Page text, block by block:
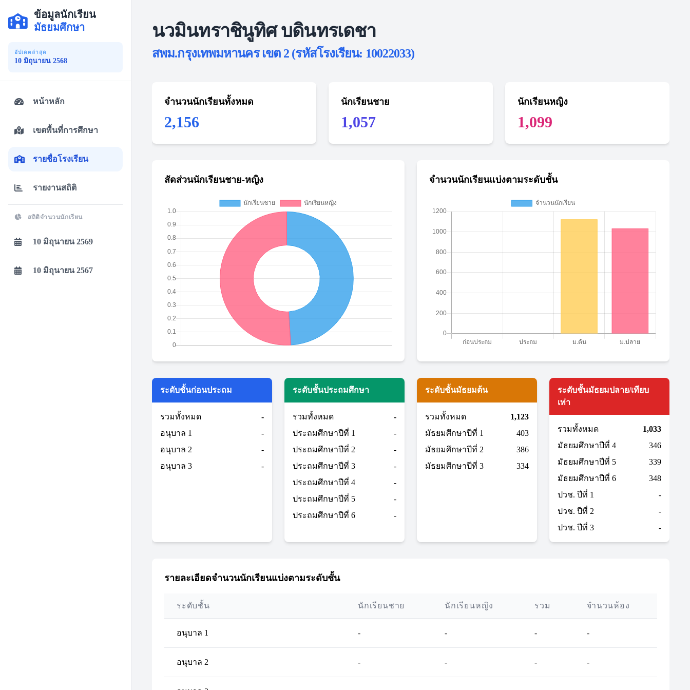
นวมินทราชินูทิศ บดินทรเดชา
สพม.กรุงเทพมหานคร เขต 2 (รหัสโรงเรียน: 10022033)
จำนวนนักเรียนทั้งหมด
2,156
นักเรียนชาย
1,057
นักเรียนหญิง
1,099
สัดส่วนนักเรียนชาย-หญิง จำนวนนักเรียนแบ่งตามระดับชั้น
ระดับชั้นก่อนประถม
รวมทั้งหมด
-
อนุบาล 1
-
อนุบาล 2
-
อนุบาล 3
-
ระดับชั้นประถมศึกษา
รวมทั้งหมด
-
ประถมศึกษาปีที่ 1
-
ประถมศึกษาปีที่ 2
-
ประถมศึกษาปีที่ 3
-
ประถมศึกษาปีที่ 4
-
ประถมศึกษาปีที่ 5
-
ประถมศึกษาปีที่ 6
-
ระดับชั้นมัธยมต้น
รวมทั้งหมด
1,123
มัธยมศึกษาปีที่ 1
403
มัธยมศึกษาปีที่ 2
386
มัธยมศึกษาปีที่ 3
334
ระดับชั้นมัธยมปลาย/เทียบ
เท่า
รวมทั้งหมด
1,033
มัธยมศึกษาปีที่ 4
346
มัธยมศึกษาปีที่ 5
339
มัธยมศึกษาปีที่ 6
348
ปวช. ปีที่ 1
-
ปวช. ปีที่ 2
-
ปวช. ปีที่ 3
-
รายละเอียดจำนวนนักเรียนแบ่งตามระดับชั้น
ระดับชั้น นักเรียนชาย นักเรียนหญิง รวม จำนวนห้อง
อนุบาล 1 - - - -
อนุบาล 2 - - - -
ข้อมูลนักเรียน
มัธยมศึกษา
อัปเดตล่าสุด
10 มิถุนายน 2568
หน้าหลัก
เขตพื้นที่การศึกษา
รายชื่อโรงเรียน
รายงานสถิติ
สถิติจำนวนนักเรียน
10 มิถุนายน 2569
10 มิถุนายน 2567